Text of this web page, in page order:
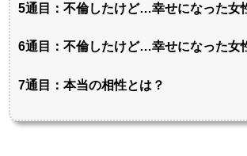
5通目：不倫したけど…幸せになった
6通目：不倫したけど…幸せになった
7通目：本当の相性とは？